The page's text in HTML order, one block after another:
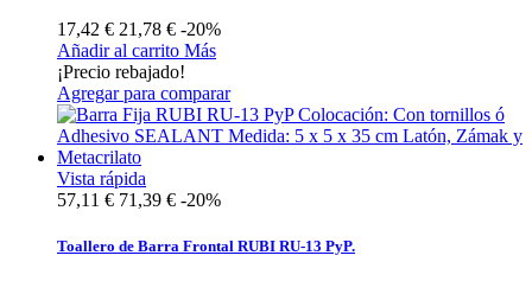
17,42 € 21,78 € -20%
Añadir al carrito Más
¡Precio rebajado!
Agregar para comparar
Vista rápida
57,11 € 71,39 € -20%
Toallero de Barra Frontal RUBI RU-13 PyP.